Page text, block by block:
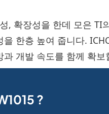
, 확장성을 한데 모은 TI
한층 높여 줍니다.
개발 속도를 함께 확보
?